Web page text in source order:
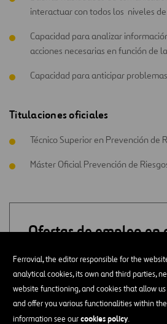
Ferrovial, the editor responsible for the
analytical cookies, its own and third parties,
website functioning, and cookies that allow
and offer you various functionalities within
information see ourcookies policy.
interactuar con todos los niveles
Capacidad para analizar
acciones necesarias en función de
Capacidad para anticipar
Titulaciones oficiales
Técnico Superior en Prevención de
Máster Oficial Prevención de
Ofertas de empleo en
ADMINISTRACIÓN
APROVISIONAMIENTO